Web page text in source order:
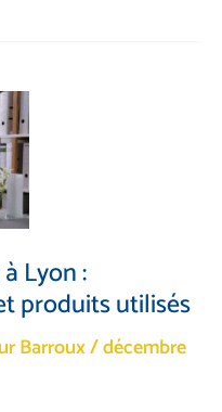
Lyon :
produits utilisés
Barroux/décembre